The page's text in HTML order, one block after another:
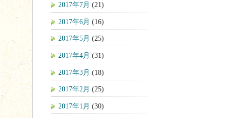
2017年7月 (21)
2017年6月 (16)
2017年5月 (25)
2017年4月 (31)
2017年3月 (18)
2017年2月 (25)
2017年1月 (30)